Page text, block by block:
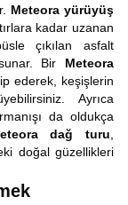
Meteora yürüyüş
kadar uzanan
çıkılan asfalt
Bir Meteora
ederek, keşişlerin
Ayrıca
da oldukça
dağ turu
doğal güzellikleri